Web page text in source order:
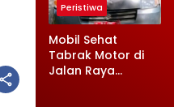
Peristiwa
Mobil Sehat
Tabrak Motor di
Jalan Raya